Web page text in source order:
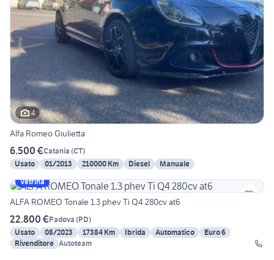
4
Alfa Romeo Giulietta
6.500 €Catania (CT)
Usato
01/2013 210000 Km Diesel
Manuale
Vetrina
ALFA ROMEO Tonale 1.3 phev Ti Q4 280cv at6
22.800 €Padova (PD)
Usato
08/2023 17384 Km Ibrida Automatico
Euro 6
Rivenditore Autoteam